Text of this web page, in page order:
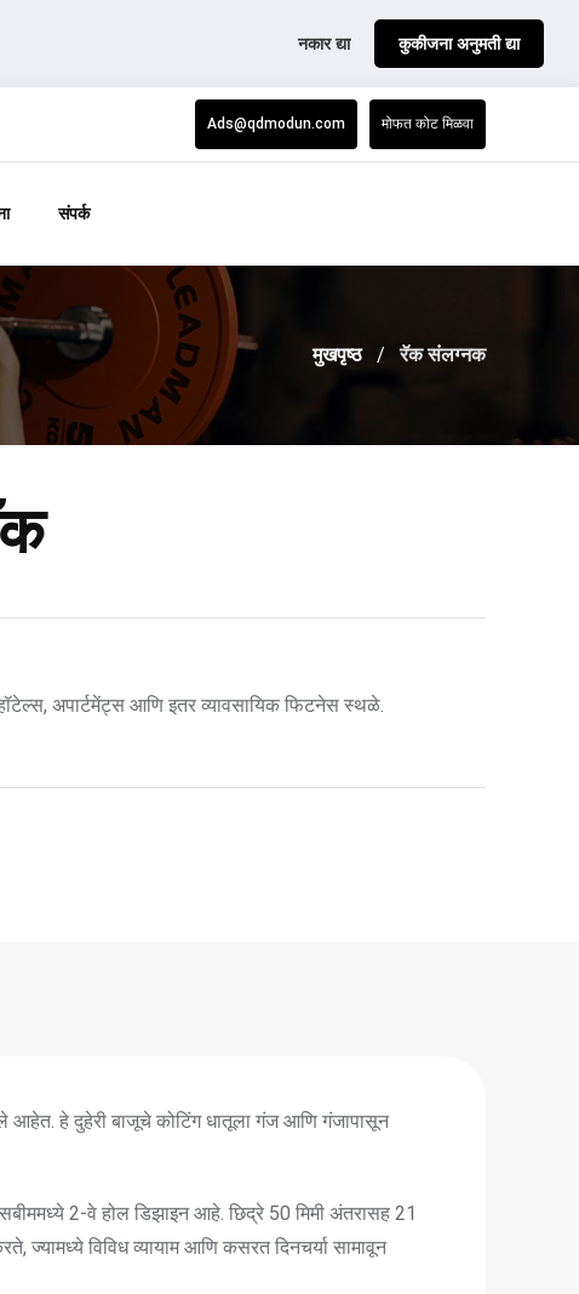
नकार द्या कुकीजना अनुमती द्या
Ads@qdmodun.com मोफत कोट मिळवा
संपर्क
मुखपृष्ठ रॅक संलग्नक
अपार्टमेंट्स आणि इतर व्यावसायिक फिटनेस स्थळे.
आहेत. हे दुहेरी बाजूचे कोटिंग धातूला गंज आणि गंजापासून
2-वे होल डिझाइन आहे. छिद्रे 50 मिमी अंतरासह 21
ज्यामध्ये विविध व्यायाम आणि कसरत दिनचर्या सामावून